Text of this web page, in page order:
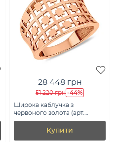
28 448 грн
51 220 грн -44%
Широка каблучка з
червоного золота (арт.
140705)
Купити